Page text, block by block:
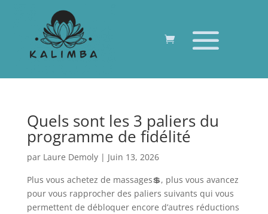
Quels sont les 3 paliers du
programme de fidélité
par Laure Demoly| Juin 13, 2026
Plus vous achetez de massages💲, plus vous avancez
pour vous rapprocher des paliers suivants qui vous
permettent de débloquer encore d’autres réductions